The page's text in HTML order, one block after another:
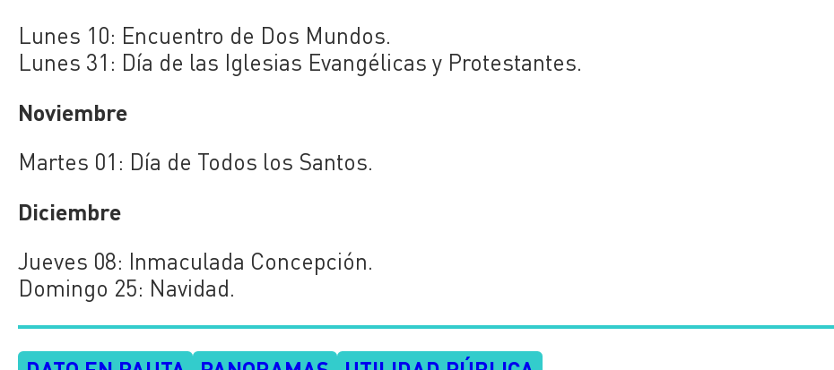
Lunes 10: Encuentro de Dos Mundos.
Lunes 31: Día de las Iglesias Evangélicas y Protestantes.
Noviembre
Martes 01: Día de Todos los Santos.
Diciembre
Jueves 08: Inmaculada Concepción.
Domingo 25: Navidad.